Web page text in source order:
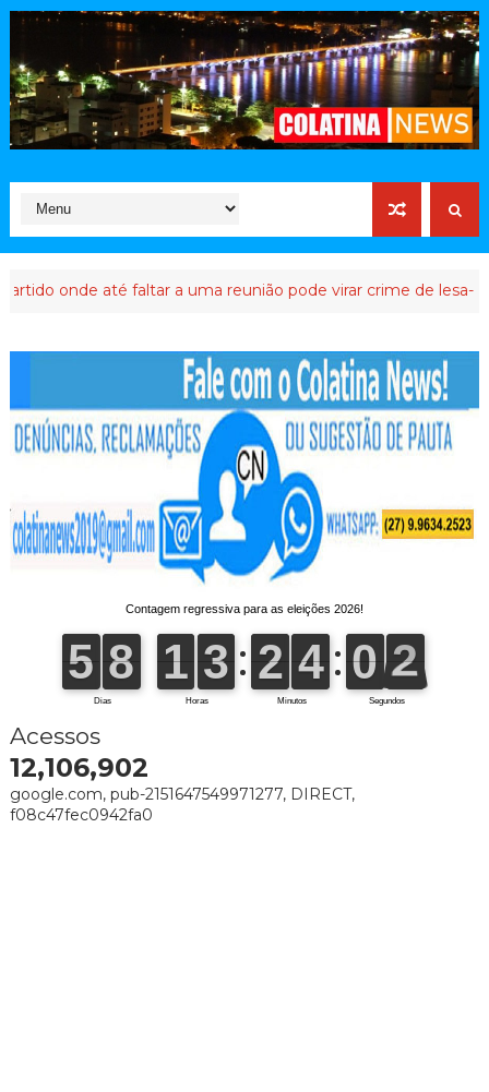
até faltar a uma reunião pode virar crime de lesa-Malta
Acessos
12,106,902
google.com, pub-2151647549971277, DIRECT,
f08c47fec0942fa0